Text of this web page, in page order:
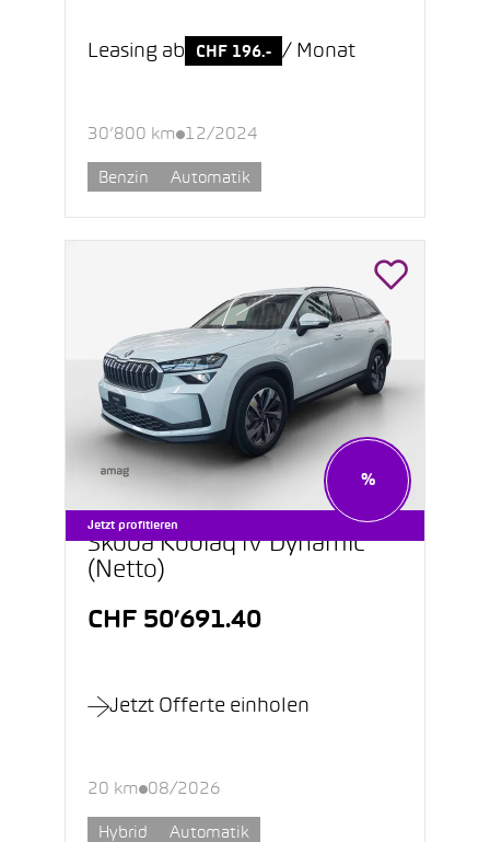
Leasing ab CHF 196.- / Monat
30’800 km 12/2024
Benzin Automatik
Jetzt profitieren
%
Škoda Kodiaq iV Dynamic
(Netto)
CHF 50’691.40
Jetzt Offerte einholen
20 km 08/2026
Hybrid Automatik